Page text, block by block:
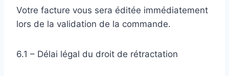
Votre facture vous sera éditée immédiatement
lors de la validation de la commande.
6.1 – Délai légal du droit de rétractation